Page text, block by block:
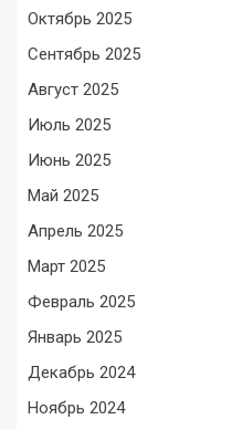
Октябрь 2025
Сентябрь 2025
Август 2025
Июль 2025
Июнь 2025
Май 2025
Апрель 2025
Март 2025
Февраль 2025
Январь 2025
Декабрь 2024
Ноябрь 2024